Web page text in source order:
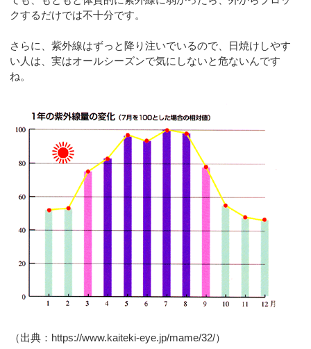
クするだけでは不十分です。
さらに、紫外線はずっと降り注いでいるので、日焼けしやす
い人は、実はオールシーズンで気にしないと危ないんです
ね。
（出典：https://www.kaiteki-eye.jp/mame/32/）